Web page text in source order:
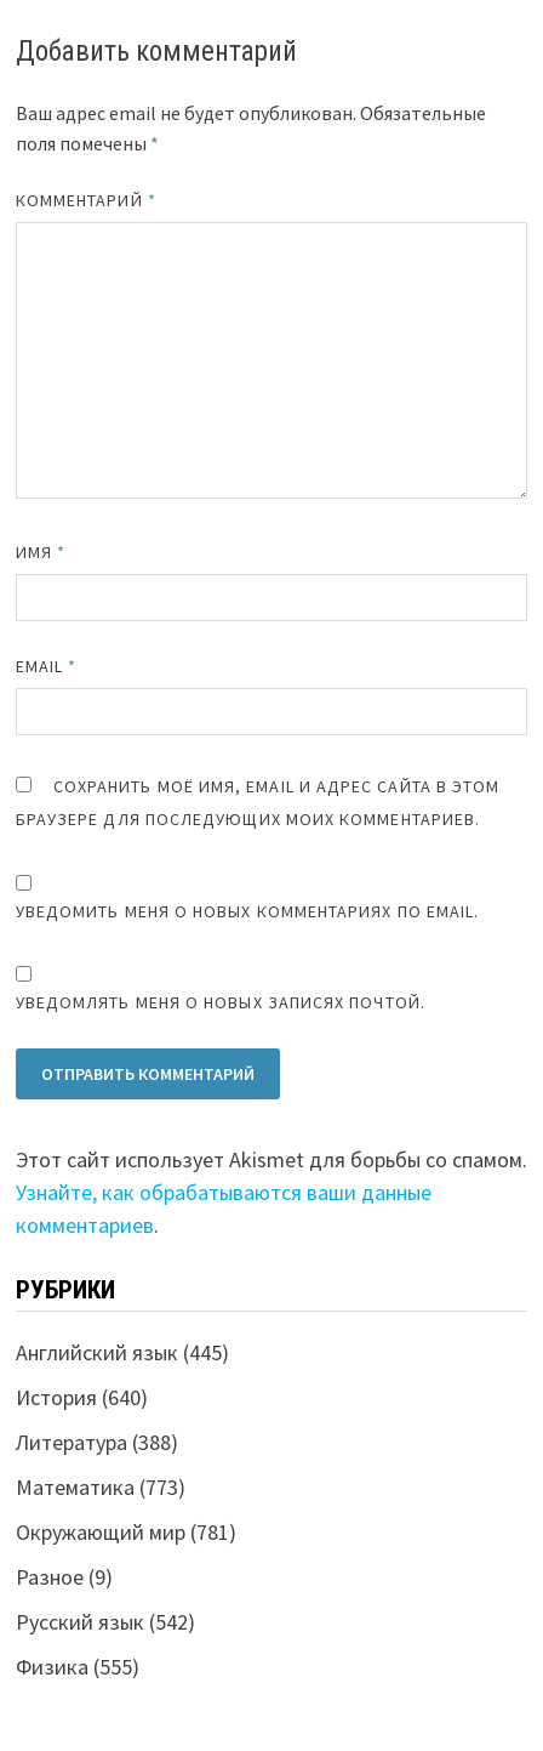
Добавить комментарий
Ваш адрес email не будет опубликован. Обязательные
поля помечены *
КОММЕНТАРИЙ *
ИМЯ *
EMAIL *
СОХРАНИТЬ МОЁ ИМЯ, EMAIL И АДРЕС САЙТА В ЭТОМ
БРАУЗЕРЕ ДЛЯ ПОСЛЕДУЮЩИХ МОИХ КОММЕНТАРИЕВ.
УВЕДОМИТЬ МЕНЯ О НОВЫХ КОММЕНТАРИЯХ ПО EMAIL.
УВЕДОМЛЯТЬ МЕНЯ О НОВЫХ ЗАПИСЯХ ПОЧТОЙ.
Этот сайт использует Akismet для борьбы со спамом.
Узнайте, как обрабатываются ваши данные
комментариев.
РУБРИКИ
Английский язык (445)
История (640)
Литература (388)
Математика (773)
Окружающий мир(781)
Разное(9)
Русский язык (542)
Физика (555)